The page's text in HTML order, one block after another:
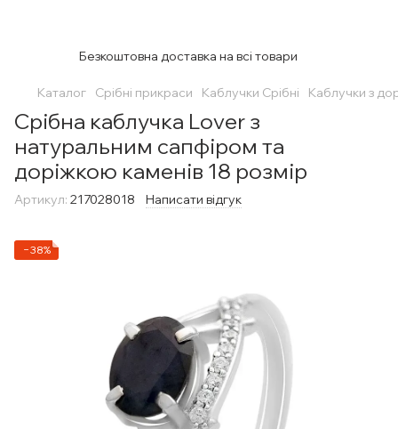
Безкоштовна доставка на всі товари
Каталог Срібні прикраси Каблучки Срібні Каблучки з
Срібна каблучка Lover з
натуральним сапфіром та
доріжкою каменів 18 розмір
Артикул: 217028018 Написати відгук
−38%